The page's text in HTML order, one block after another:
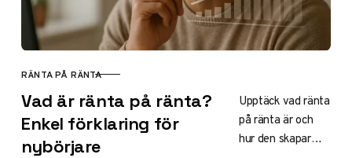
KATEGORI
RÄNTA PÅ RÄNTA
Vad är ränta på ränta?
Enkel förklaring för
nybörjare
Upptäck vad ränta
på ränta är och
hur den skapar